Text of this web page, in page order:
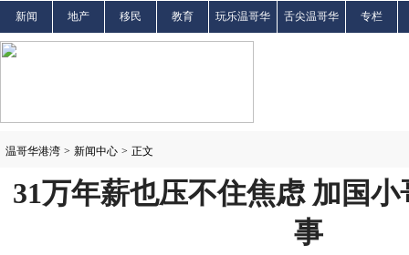
新闻 地产 移民 教育 玩乐温哥华 舌尖温哥华 专栏
温哥华港湾 > 新闻中心 > 正文
31万年薪也压不住焦虑 加国
事